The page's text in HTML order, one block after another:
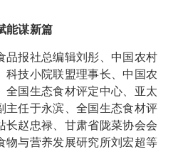
能谋新篇
报社总编辑刘彤、中国农村
科技小院联盟理事长、中国农
全国生态食材评定中心、亚太
主任于永滨、全国生态食材评
长赵忠禄、甘肃省陇菜协会会
物与营养发展研究所刘宏超等